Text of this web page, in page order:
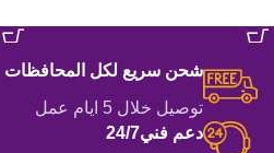
شحن سريع لكل المحافظات
توصيل خلال 5 ايام عمل
دعم فني24/7